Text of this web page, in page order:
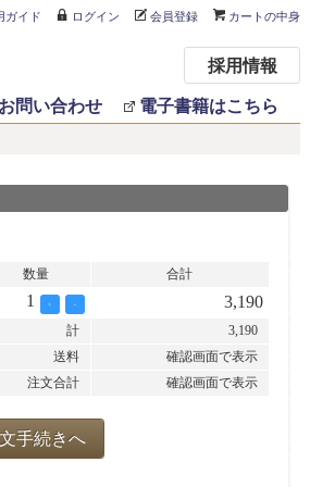
ガイド ログイン 会員登録 カートの中身
お問い合わせ 電子書籍はこちら
採用情報
数量 合計
1 + - 3,190
計
3,190
送料
確認画面で表示
注文合計
確認画面で表示
手続きへ